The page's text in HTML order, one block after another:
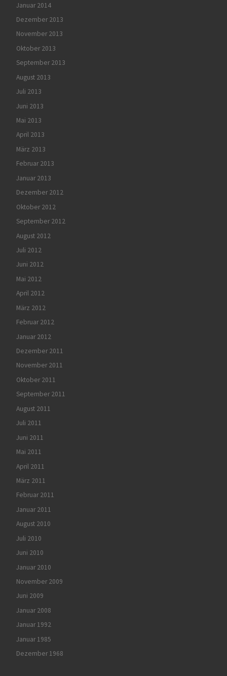
Januar 2014
Dezember 2013
November 2013
Oktober 2013
September 2013
August 2013
Juli 2013
Juni 2013
Mai 2013
April 2013
März 2013
Februar 2013
Januar 2013
Dezember 2012
Oktober 2012
September 2012
August 2012
Juli 2012
Juni 2012
Mai 2012
April 2012
März 2012
Februar 2012
Januar 2012
Dezember 2011
November 2011
Oktober 2011
September 2011
August 2011
Juli 2011
Juni 2011
Mai 2011
April 2011
März 2011
Februar 2011
Januar 2011
August 2010
Juli 2010
Juni 2010
Januar 2010
November 2009
Juni 2009
Januar 2008
Januar 1992
Januar 1985
Dezember 1968